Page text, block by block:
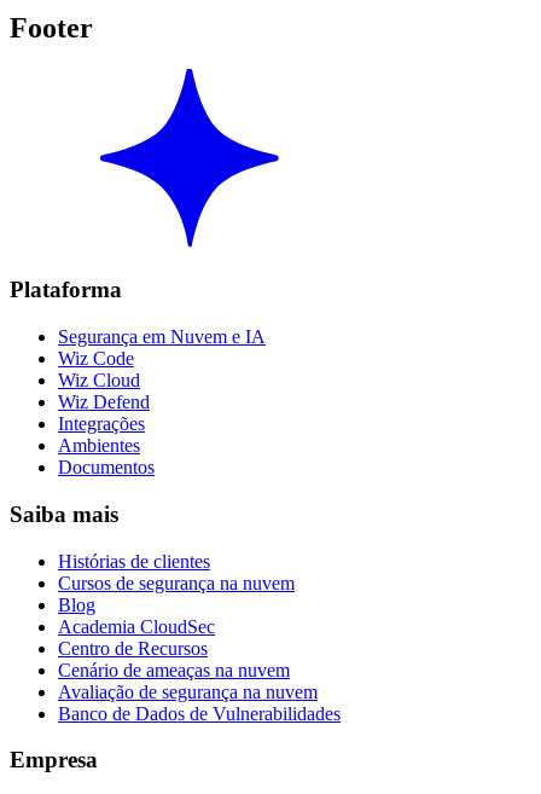
Footer
Plataforma
Segurança em Nuvem e IA
Wiz Code
Wiz Cloud
Wiz Defend
Integrações
Ambientes
Documentos
Saiba mais
Histórias de clientes
Cursos de segurança na nuvem
Blog
Academia CloudSec
Centro de Recursos
Cenário de ameaças na nuvem
Avaliação de segurança na nuvem
Banco de Dados de Vulnerabilidades
Empresa